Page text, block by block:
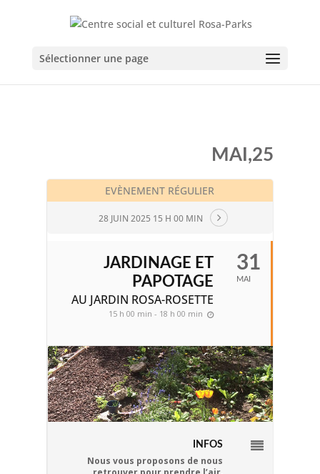
Sélectionner une page
MAI,25
EVÈNEMENT RÉGULIER
28 JUIN 2025 15 H 00 MIN
31
MAI
JARDINAGE ET
PAPOTAGE
AU JARDIN ROSA-ROSETTE
15 h 00 min - 18 h 00 min
INFOS
Nous vous proposons de nous